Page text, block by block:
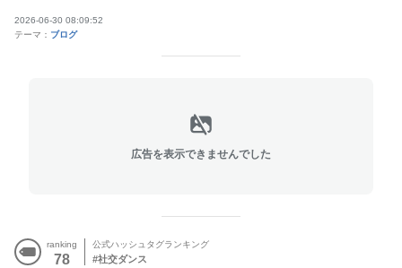
2026-06-30 08:09:52
テーマ： ブログ
広告を表示できませんでした
ranking
78
公式ハッシュタグランキング
社交ダンス